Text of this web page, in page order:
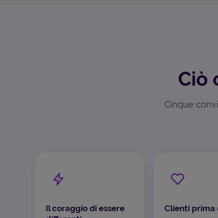
Ciò
Cinque
Il coraggio di essere
Clienti